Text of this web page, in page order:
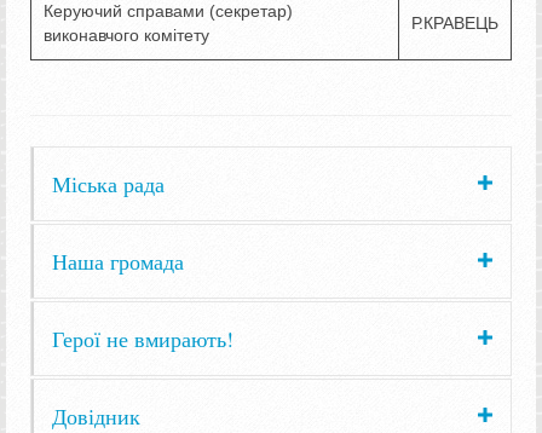
Керуючий справами (секретар)
виконавчого комітету
Р.КРАВЕЦЬ
Міська рада
Наша громада
Герої не вмирають!
Довідник